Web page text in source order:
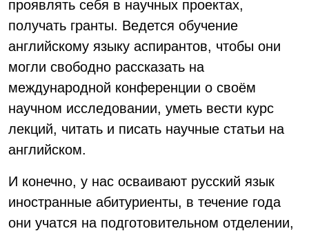
проявлять себя в научных проектах,
получать гранты. Ведется обучение
английскому языку аспирантов, чтобы они
могли свободно рассказать на
международной конференции о своём
научном исследовании, уметь вести курс
лекций, читать и писать научные статьи на
английском.
И конечно, у нас осваивают русский язык
иностранные абитуриенты, в течение года
они учатся на подготовительном отделении,